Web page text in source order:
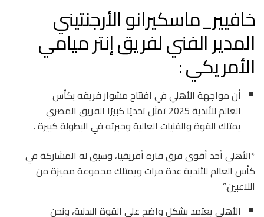
خافيير_ماسكيرانو الأرجنتيني
المدير الفني لفريق إنتر ميامي
الأمريكي :
أن مواجهة الأهلي في افتتاح مشوار فريقه بكأس
العالم للأندية 2025 تمثل تحديًا كبيرًا الفريق المصري
يمتلك القوة والفنيات العالية وخبرته في البطولة كبيرة .
*الأهلي أحد أقوى فرق قارة أفريقيا، وسبق له المشاركة في
كأس العالم للأندية عدة مرات ويمتلك مجموعة مميزة من
اللاعبين.”
الأهلي يعتمد بشكل واضح على القوة البدنية، ونحن